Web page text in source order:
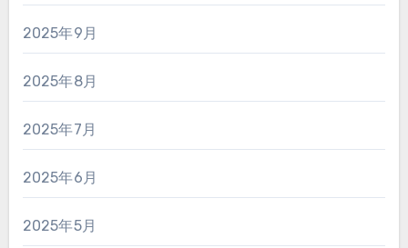
2025年9月
2025年8月
2025年7月
2025年6月
2025年5月